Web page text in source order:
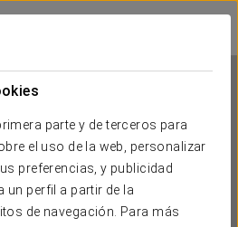
parte y de terceros para
el uso de la web, personalizar
preferencias, y publicidad
un perfil a partir de la
de navegación. Para más
Solera
DE LA FRONTERA